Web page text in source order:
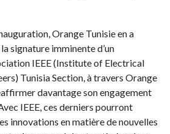
Orange Tunisie en a
signature imminente d’un
IEEE (Institute of Electrical
Tunisia Section, à travers Orange
davantage son engagement
IEEE, ces derniers pourront
innovations en matière de nouvelles